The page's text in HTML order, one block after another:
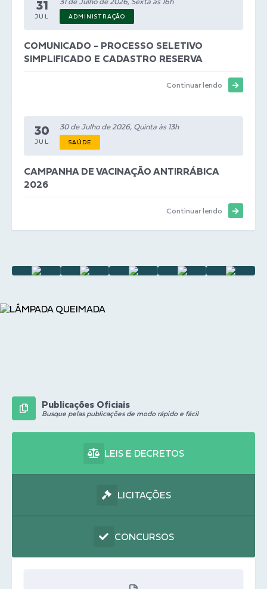
31
JUL ADMINISTRAÇÃO
COMUNICADO - PROCESSO SELETIVO
SIMPLIFICADO E CADASTRO RESERVA
Continuar lendo
30
JUL
30 de Julho de 2026, Quinta às 13h
SAÚDE
CAMPANHA DE VACINAÇÃO ANTIRRÁBICA
2026
Continuar lendo
Publicações Oficiais
Busque pelas publicações de modo rápido e fácil
LEIS E DECRETOS
LICITAÇÕES
CONCURSOS